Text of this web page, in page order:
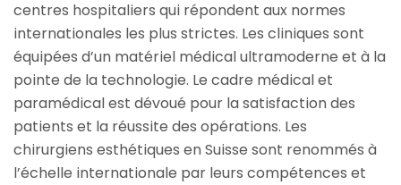
centres hospitaliers qui répondent aux normes
internationales les plus strictes. Les cliniques sont
équipées d’un matériel médical ultramoderne et à la
pointe de la technologie. Le cadre médical et
paramédical est dévoué pour la satisfaction des
patients et la réussite des opérations. Les
chirurgiens esthétiques en Suisse sont renommés à
l’échelle internationale par leurs compétences et